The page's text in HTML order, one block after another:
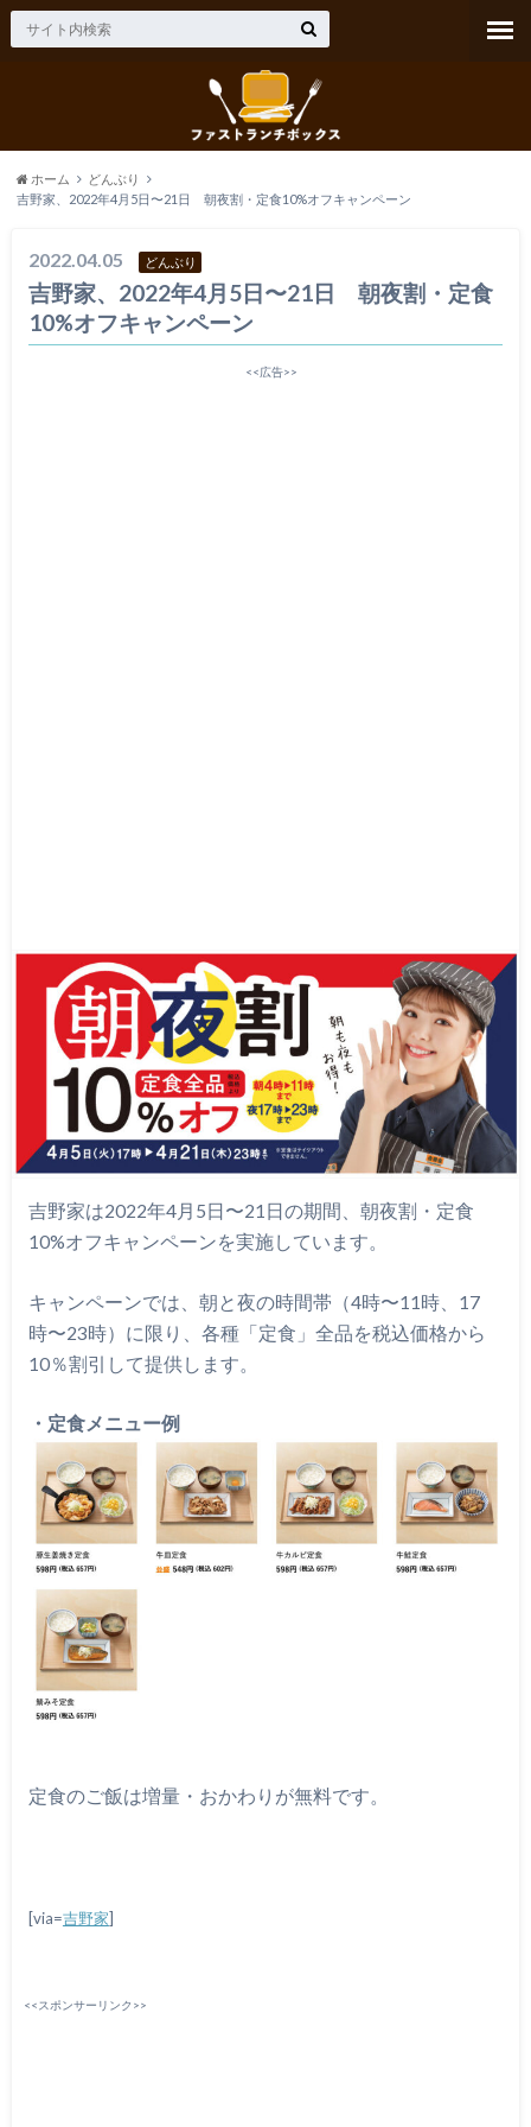
ホーム
どんぶり
吉野家、2022年4月5日〜21日 朝夜割・定食10%オフキャンペーン
2022.04.05 どんぶり
吉野家、2022年4月5日〜21日 朝夜割・定食
10%オフキャンペーン
<<広告>>
吉野家は2022年4月5日〜21日の期間、朝夜割・定食
10%オフキャンペーンを実施しています。
キャンペーンでは、朝と夜の時間帯（4時〜11時、17
時〜23時）に限り、各種「定食」全品を税込価格から
10％割引して提供します。
・定食メニュー例
定食のご飯は増量・おかわりが無料です。
[via=吉野家]
<<スポンサーリンク>>